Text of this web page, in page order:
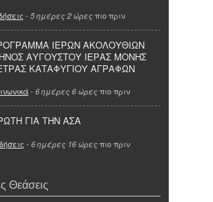
- 5 ημέρες 2 ώρες πιο πριν
ΙΕΡΩΝ ΑΚΟΛΟΥΘΙΩΝ
ΑΥΓΟΥΣΤΟΥ ΙΕΡΑΣ ΜΟΝΗΣ
ΚΑΤΑΦΥΓΙΟΥ ΑΓΡΑΦΩΝ
- 6 ημέρες 6 ώρες πιο πριν
ΓΙΑ ΤΗΝ ΑΣΑ
- 6 ημέρες 16 ώρες πιο πριν
Θεάσεις